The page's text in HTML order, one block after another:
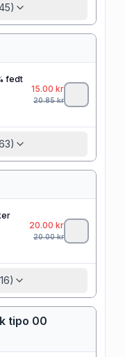
fedt
15.00 kr
20.85kr
20.00 kr
20.00kr
tipo 00